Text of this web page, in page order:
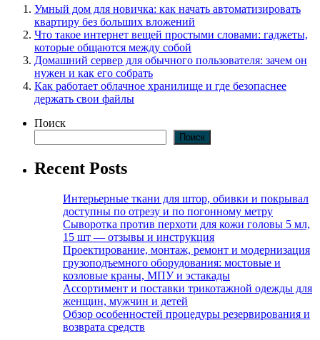
Умный дом для новичка: как начать автоматизировать
квартиру без больших вложений
Что такое интернет вещей простыми словами: гаджеты,
которые общаются между собой
Домашний сервер для обычного пользователя: зачем он
нужен и как его собрать
Как работает облачное хранилище и где безопаснее
держать свои файлы
Поиск
Поиск
Recent Posts
Интерьерные ткани для штор, обивки и покрывал
доступны по отрезу и по погонному метру
Сыворотка против перхоти для кожи головы 5 мл,
15 шт — отзывы и инструкция
Проектирование, монтаж, ремонт и модернизация
грузоподъемного оборудования: мостовые и
козловые краны, МПУ и эстакады
Ассортимент и поставки трикотажной одежды для
женщин, мужчин и детей
Обзор особенностей процедуры резервирования и
возврата средств